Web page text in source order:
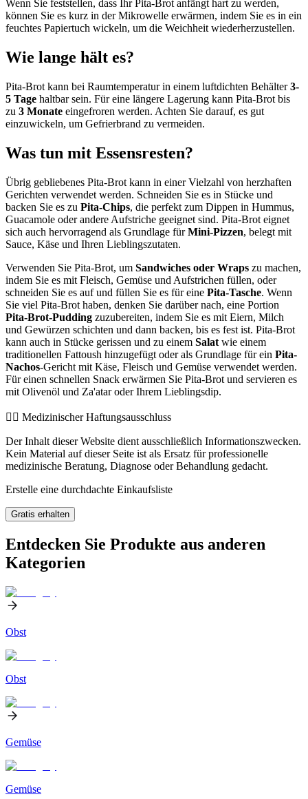
Wenn Sie feststellen, dass Ihr Pita-Brot anfängt hart zu werden,
können Sie es kurz in der Mikrowelle erwärmen, indem Sie es in ein
feuchtes Papiertuch wickeln, um die Weichheit wiederherzustellen.
Wie lange hält es?
Pita-Brot kann bei Raumtemperatur in einem luftdichten Behälter3-
5 Tage haltbar sein. Für eine längere Lagerung kann Pita-Brot bis
zu 3 Monate eingefroren werden. Achten Sie darauf, es gut
einzuwickeln, um Gefrierbrand zu vermeiden.
Was tun mit Essensresten?
Übrig gebliebenes Pita-Brot kann in einer Vielzahl von herzhaften
Gerichten verwendet werden. Schneiden Sie es in Stücke und
backen Sie es zu Pita-Chips, die perfekt zum Dippen in Hummus,
Guacamole oder andere Aufstriche geeignet sind. Pita-Brot eignet
sich auch hervorragend als Grundlage fürMini-Pizzen, belegt mit
Sauce, Käse und Ihren Lieblingszutaten.
Verwenden Sie Pita-Brot, um Sandwiches oder Wraps zu machen,
indem Sie es mit Fleisch, Gemüse und Aufstrichen füllen, oder
schneiden Sie es auf und füllen Sie es für eine Pita-Tasche. Wenn
Sie viel Pita-Brot haben, denken Sie darüber nach, eine Portion
Pita-Brot-Pudding zuzubereiten, indem Sie es mit Eiern, Milch
und Gewürzen schichten und dann backen, bis es fest ist. Pita-Brot
kann auch in Stücke gerissen und zu einem Salat wie einem
traditionellen Fattoush hinzugefügt oder als Grundlage für ein Pita-
Nachos-Gericht mit Käse, Fleisch und Gemüse verwendet werden.
Für einen schnellen Snack erwärmen Sie Pita-Brot und servieren es
mit Olivenöl und Za'atar oder Ihrem Lieblingsdip.
👨‍⚕️️ Medizinischer Haftungsausschluss
Der Inhalt dieser Website dient ausschließlich Informationszwecken.
Kein Material auf dieser Seite ist als Ersatz für professionelle
medizinische Beratung, Diagnose oder Behandlung gedacht.
Erstelle eine durchdachte Einkaufsliste
Gratis erhalten
Entdecken Sie Produkte aus anderen
Kategorien
Obst
Obst
Gemüse
Gemüse